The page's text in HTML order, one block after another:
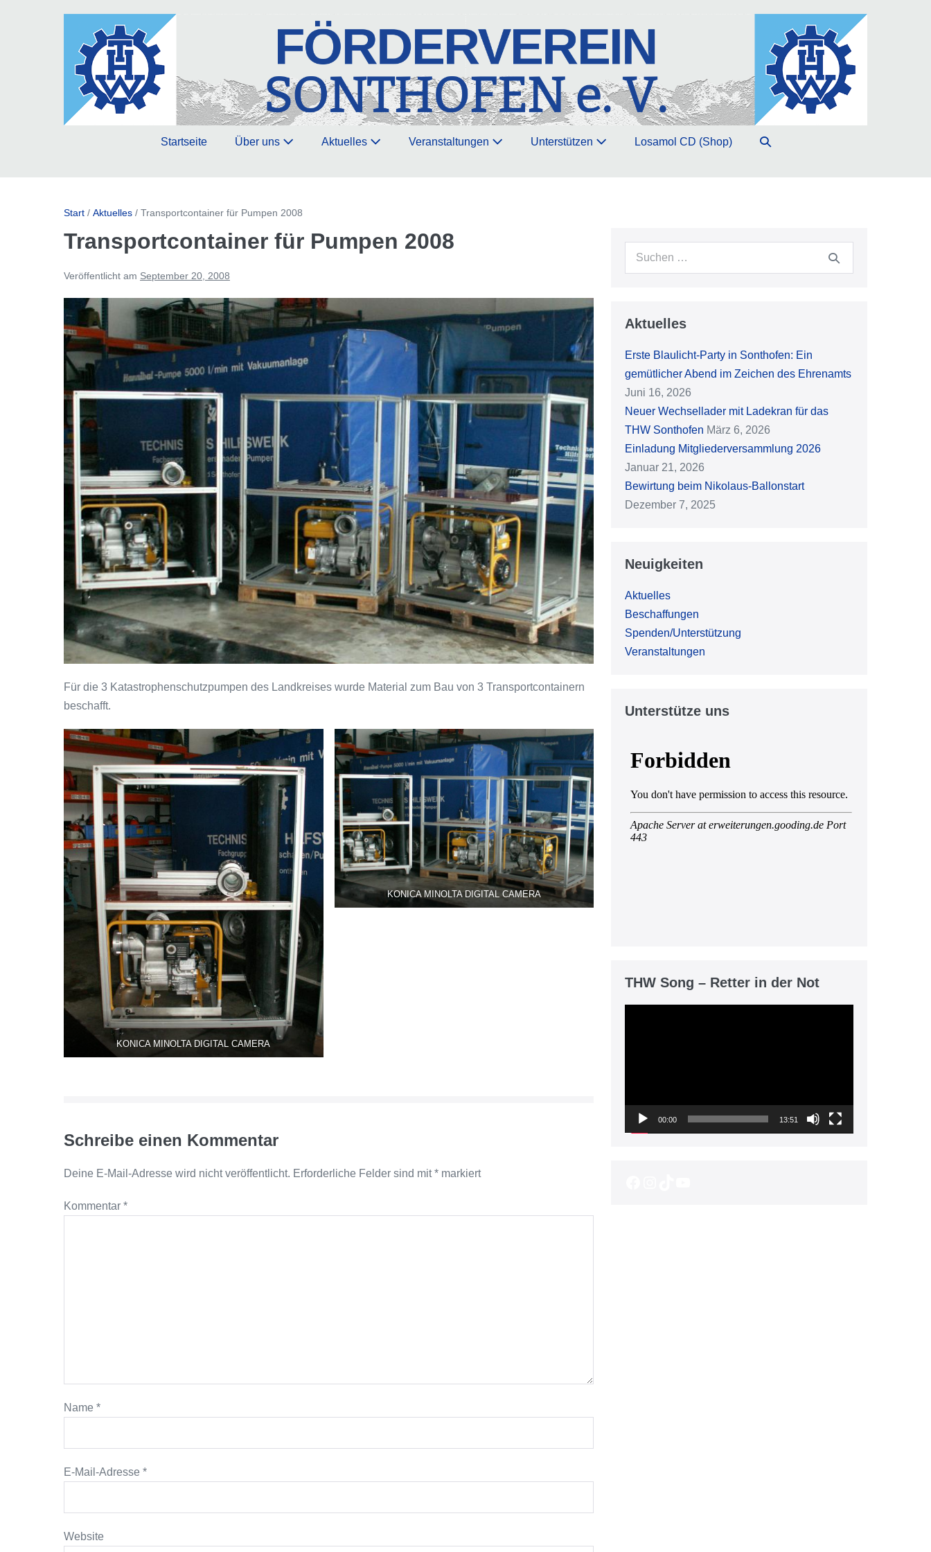
Startseite Über uns Aktuelles Veranstaltungen Unterstützen Losamol CD (Shop)
Suche-
Start / Aktuelles / Transportcontainer für Pumpen 2008
Transportcontainer für Pumpen 2008
Veröffentlicht am September 20, 2008
Für die 3 Katastrophenschutzpumpen des Landkreises wurde Material zum Bau von 3 Transportcontainern
beschafft.
KONICA MINOLTA DIGITAL CAMERA
KONICA MINOLTA DIGITAL CAMERA
Schreibe einen Kommentar
Deine E-Mail-Adresse wird nicht veröffentlicht. Erforderliche Felder sind mit* markiert
Kommentar *
Name *
E-Mail-Adresse *
Website
Suche
Aktuelles
Erste Blaulicht-Party in Sonthofen: Ein
gemütlicher Abend im Zeichen des Ehrenamts
Juni 16, 2026
Neuer Wechsellader mit Ladekran für das
THW Sonthofen März 6, 2026
Einladung Mitgliederversammlung 2026
Januar 21, 2026
Bewirtung beim Nikolaus-Ballonstart
Dezember 7, 2025
Neuigkeiten
Aktuelles
Beschaffungen
Spenden/Unterstützung
Veranstaltungen
Unterstütze uns
THW Song – Retter in der Not
00:00 13:51